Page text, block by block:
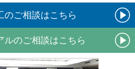
のご相談はこちら
ルのご相談はこちら